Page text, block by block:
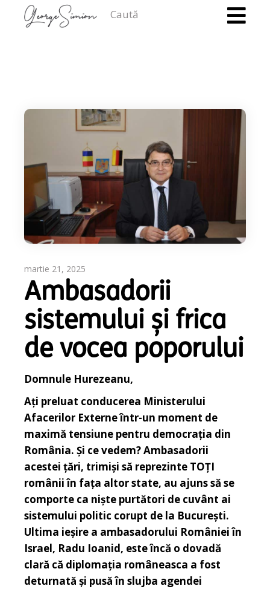
martie 21, 2025
Ambasadorii
sistemului și frica
de vocea poporului
Domnule Hurezeanu,
Ați preluat conducerea Ministerului
Afacerilor Externe într-un moment de
maximă tensiune pentru democrația din
România. Și ce vedem? Ambasadorii
acestei țări, trimiși să reprezinte TOȚI
românii în fața altor state, au ajuns să se
comporte ca niște purtători de cuvânt ai
sistemului politic corupt de la București.
Ultima ieșire a ambasadorului României în
Israel, Radu Ioanid, este încă o dovadă
clară că diplomația româneasca a fost
deturnată și pusă în slujba agendei